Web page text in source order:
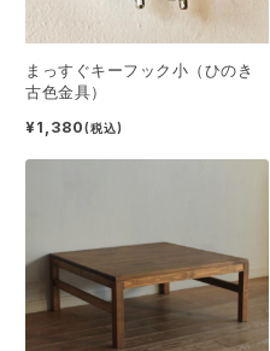
まっすぐキーフック小（ひのき
古色金具）
¥1,380(税込)